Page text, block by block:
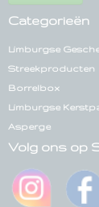
Categorieën
Limburgse
Streekproducten
Borrelbox
Limburgse
Asperge
Volg ons op